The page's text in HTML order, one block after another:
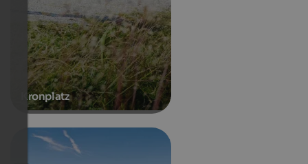
Kronplatz